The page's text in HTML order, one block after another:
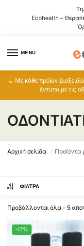
Ecohealth –
MENU
Με κάθε προϊον
έντυπο με τις
Αρχική σελίδα / Προϊόντα
ΦΊΛΤΡΑ
Προβάλλονται όλα - 5
-17%